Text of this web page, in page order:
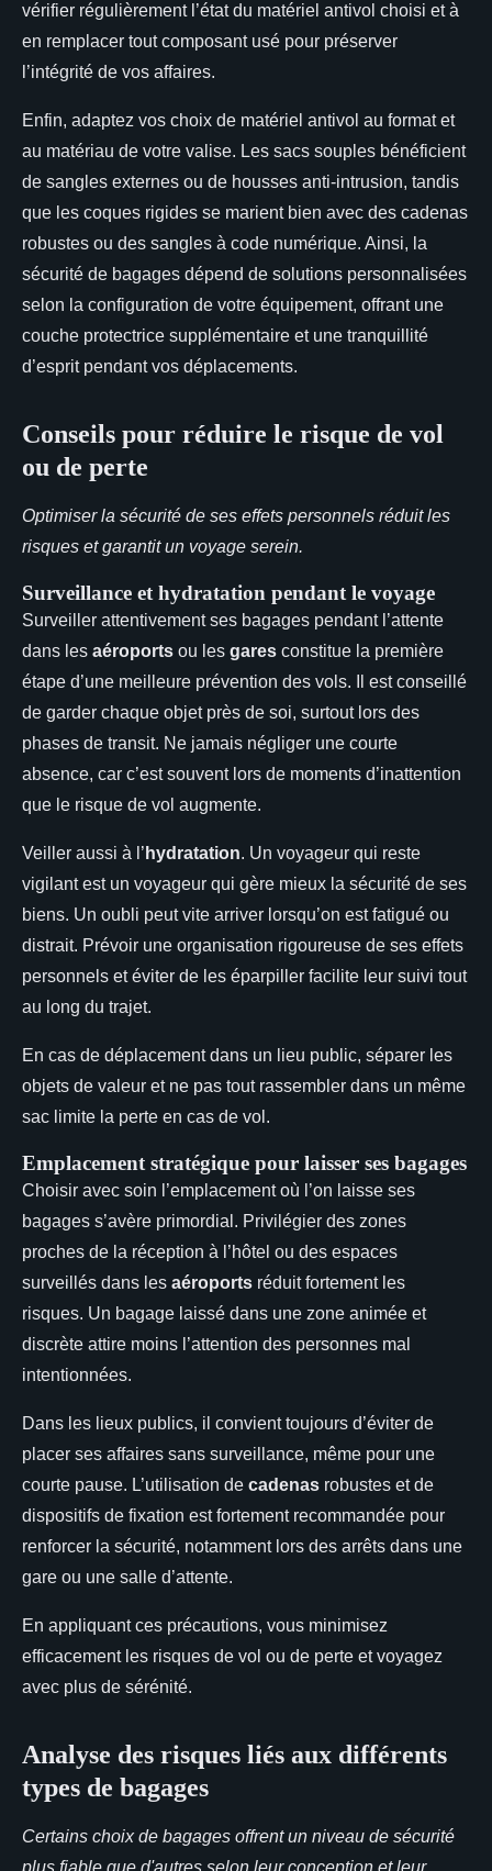
vérifier régulièrement l’état du matériel antivol choisi et à
en remplacer tout composant usé pour préserver
l’intégrité de vos affaires.
Enfin, adaptez vos choix de matériel antivol au format et
au matériau de votre valise. Les sacs souples bénéficient
de sangles externes ou de housses anti-intrusion, tandis
que les coques rigides se marient bien avec des cadenas
robustes ou des sangles à code numérique. Ainsi, la
sécurité de bagages dépend de solutions personnalisées
selon la configuration de votre équipement, offrant une
couche protectrice supplémentaire et une tranquillité
d’esprit pendant vos déplacements.
Conseils pour réduire le risque de vol
ou de perte
Optimiser la sécurité de ses effets personnels réduit les
risques et garantit un voyage serein.
Surveillance et hydratation pendant le voyage
Surveiller attentivement ses bagages pendant l’attente
dans les aéroports ou les gares constitue la première
étape d’une meilleure prévention des vols. Il est conseillé
de garder chaque objet près de soi, surtout lors des
phases de transit. Ne jamais négliger une courte
absence, car c’est souvent lors de moments d’inattention
que le risque de vol augmente.
Veiller aussi à l’ hydratation. Un voyageur qui reste
vigilant est un voyageur qui gère mieux la sécurité de ses
biens. Un oubli peut vite arriver lorsqu’on est fatigué ou
distrait. Prévoir une organisation rigoureuse de ses effets
personnels et éviter de les éparpiller facilite leur suivi tout
au long du trajet.
En cas de déplacement dans un lieu public, séparer les
objets de valeur et ne pas tout rassembler dans un même
sac limite la perte en cas de vol.
Emplacement stratégique pour laisser ses bagages
Choisir avec soin l’emplacement où l’on laisse ses
bagages s’avère primordial. Privilégier des zones
proches de la réception à l’hôtel ou des espaces
surveillés dans les aéroports réduit fortement les
risques. Un bagage laissé dans une zone animée et
discrète attire moins l’attention des personnes mal
intentionnées.
Dans les lieux publics, il convient toujours d’éviter de
placer ses affaires sans surveillance, même pour une
courte pause. L’utilisation de cadenas robustes et de
dispositifs de fixation est fortement recommandée pour
renforcer la sécurité, notamment lors des arrêts dans une
gare ou une salle d’attente.
En appliquant ces précautions, vous minimisez
efficacement les risques de vol ou de perte et voyagez
avec plus de sérénité.
Analyse des risques liés aux différents
types de bagages
Certains choix de bagages offrent un niveau de sécurité